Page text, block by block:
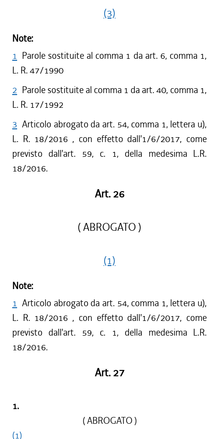
(3)
Note:
1 Parole sostituite al comma 1 da art. 6, comma 1,
L. R. 47/1990
2 Parole sostituite al comma 1 da art. 40, comma 1,
L. R. 17/1992
3 Articolo abrogato da art. 54, comma 1, lettera u),
L. R. 18/2016 , con effetto dall'1/6/2017, come
previsto dall'art. 59, c. 1, della medesima L.R.
18/2016.
Art. 26
( ABROGATO )
(1)
Note:
1 Articolo abrogato da art. 54, comma 1, lettera u),
L. R. 18/2016 , con effetto dall'1/6/2017, come
previsto dall'art. 59, c. 1, della medesima L.R.
18/2016.
Art. 27
1.
( ABROGATO )
(1)